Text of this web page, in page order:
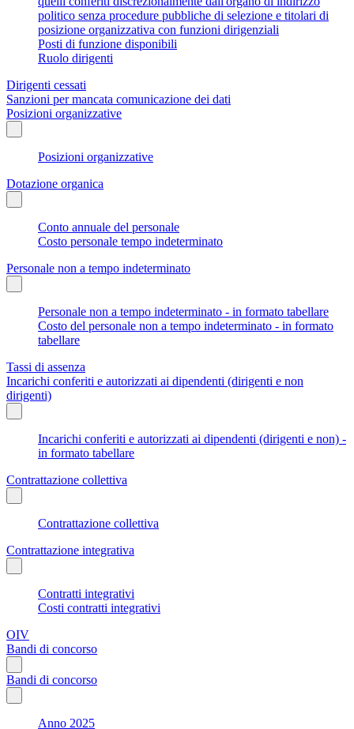
politico senza procedure pubbliche di selezione e titolari di
posizione organizzativa con funzioni dirigenziali
Posti di funzione disponibili
Ruolo dirigenti
Dirigenti cessati
Sanzioni per mancata comunicazione dei dati
Posizioni organizzative
Posizioni organizzative
Dotazione organica
Conto annuale del personale
Costo personale tempo indeterminato
Personale non a tempo indeterminato
Personale non a tempo indeterminato - in formato tabellare
Costo del personale non a tempo indeterminato - in formato
tabellare
Tassi di assenza
Incarichi conferiti e autorizzati ai dipendenti (dirigenti e non
dirigenti)
Incarichi conferiti e autorizzati ai dipendenti (dirigenti e non) -
in formato tabellare
Contrattazione collettiva
Contrattazione collettiva
Contrattazione integrativa
Contratti integrativi
Costi contratti integrativi
OIV
Bandi di concorso
Bandi di concorso
Anno 2025